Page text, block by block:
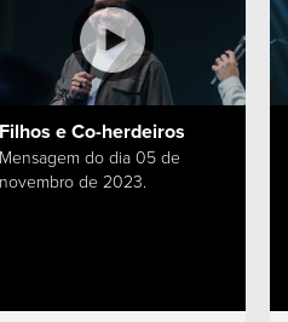
Filhos e Co-herdeiros
Mensagem do dia 05 de
novembro de 2023.